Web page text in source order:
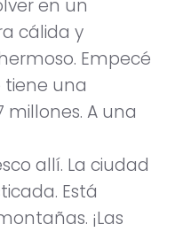
en un
cálida y
Empecé
tiene una
A una
allí. La ciudad
Está
¡Las